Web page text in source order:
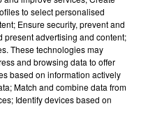
3 min 26 sec
retrouvez Evan, Sandro,
to select personalised
Ensure security, prevent and
present advertising and content;
These technologies may
and browsing data to offer
based on information actively
Match and combine data from
Identify devices based on